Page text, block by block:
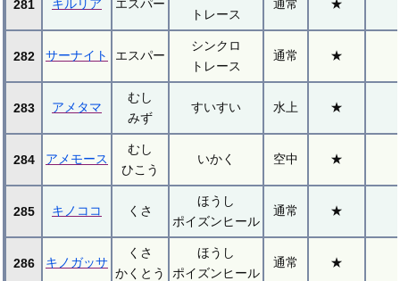
281 キルリア エスパー
トレース
通常 ★
282 サーナイト エスパー
シンクロ
トレース
通常 ★
283 アメタマ
むし
みず
すいすい 水上 ★
284 アメモース
むし
ひこう
いかく 空中 ★
285 キノココ くさ
ほうし
ポイズンヒール
通常 ★
286 キノガッサ
くさ
かくとう
ほうし
ポイズンヒール
通常 ★